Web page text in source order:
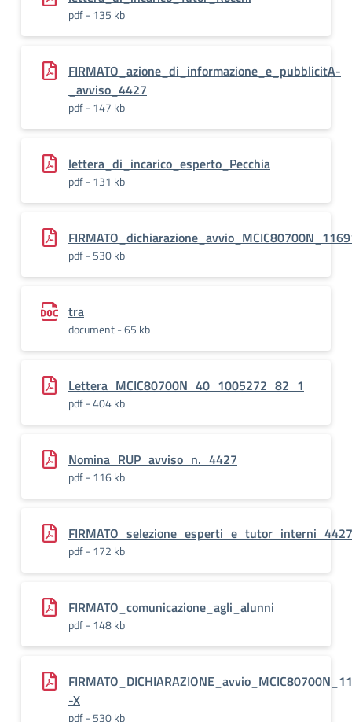
pdf - 135 kb
FIRMATO_azione_di_informazione_e_pubblicitA-
_avviso_4427
pdf - 147 kb
lettera_di_incarico_esperto_Pecchia
pdf - 131 kb
pdf - 530 kb
tra
document - 65 kb
Lettera_MCIC80700N_40_1005272_82_1
pdf - 404 kb
Nomina_RUP_avviso_n._4427
pdf - 116 kb
FIRMATO_selezione_esperti_e_tutor_interni_4427
pdf - 172 kb
FIRMATO_comunicazione_agli_alunni
pdf - 148 kb
-X
pdf - 530 kb